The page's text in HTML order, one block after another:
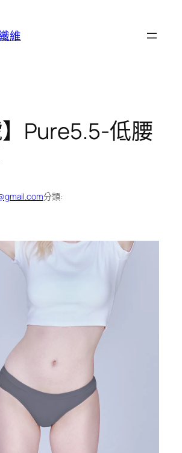
維
】Pure5.5-低腰
分類: